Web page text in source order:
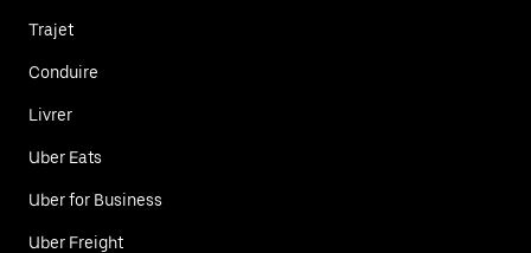
Trajet
Conduire
Livrer
Uber Eats
Uber for Business
Uber Freight